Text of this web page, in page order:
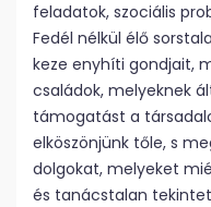
feladatok, szociális
Fedél nélkül élő
keze enyhíti gondjait,
családok, melyeknek
támogatást a
elköszönjünk tőle, s
dolgokat, melyeket
és tanácstalan